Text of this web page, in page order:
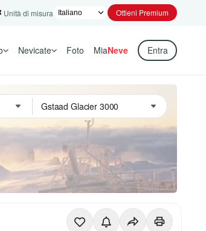
Unità di misura Ottieni Premium
Nevicate Foto MiaNeve Entra